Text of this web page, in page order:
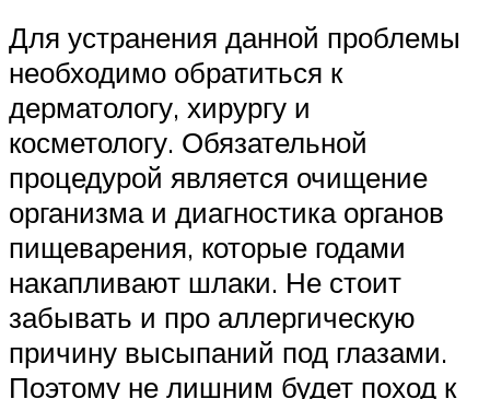
Для устранения данной проблемы
необходимо обратиться к
дерматологу, хирургу и
косметологу. Обязательной
процедурой является очищение
организма и диагностика органов
пищеварения, которые годами
накапливают шлаки. Не стоит
забывать и про аллергическую
причину высыпаний под глазами.
Поэтому не лишним будет поход к